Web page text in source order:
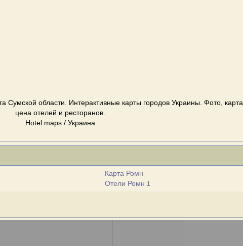
Сумской области. Интерактивные карты городов Украины. Фото, карта,
цена отелей и ресторанов.
Hotel maps / Украина
Карта Ромн
Отели Ромн 1